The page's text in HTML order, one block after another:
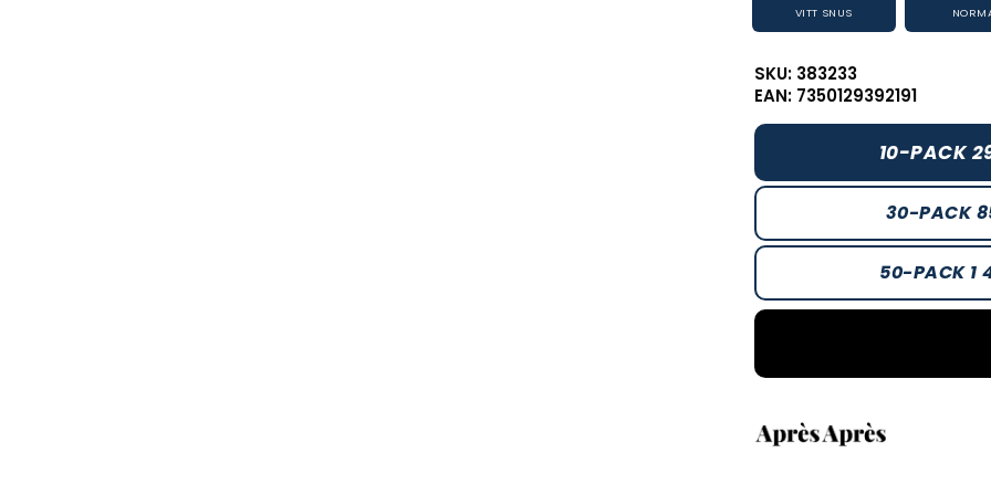
VITT SNUS
SKU: 383233
EAN: 7350129392191
10-PACK
30-PACK
50-PACK 1